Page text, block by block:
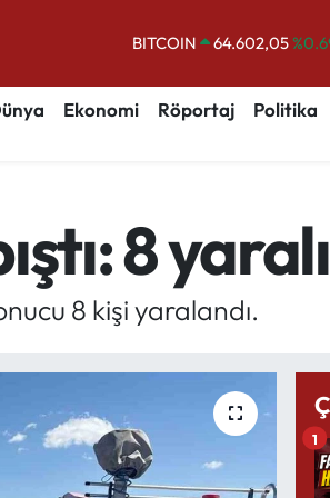
BITCOIN 64.602,05
DOLAR
47,5986
EURO
55,0700 %0.1
BİST100
13.768 %48
Ekonomi Röportaj Politika
8 yaralı
8 kişi yaralandı.
1